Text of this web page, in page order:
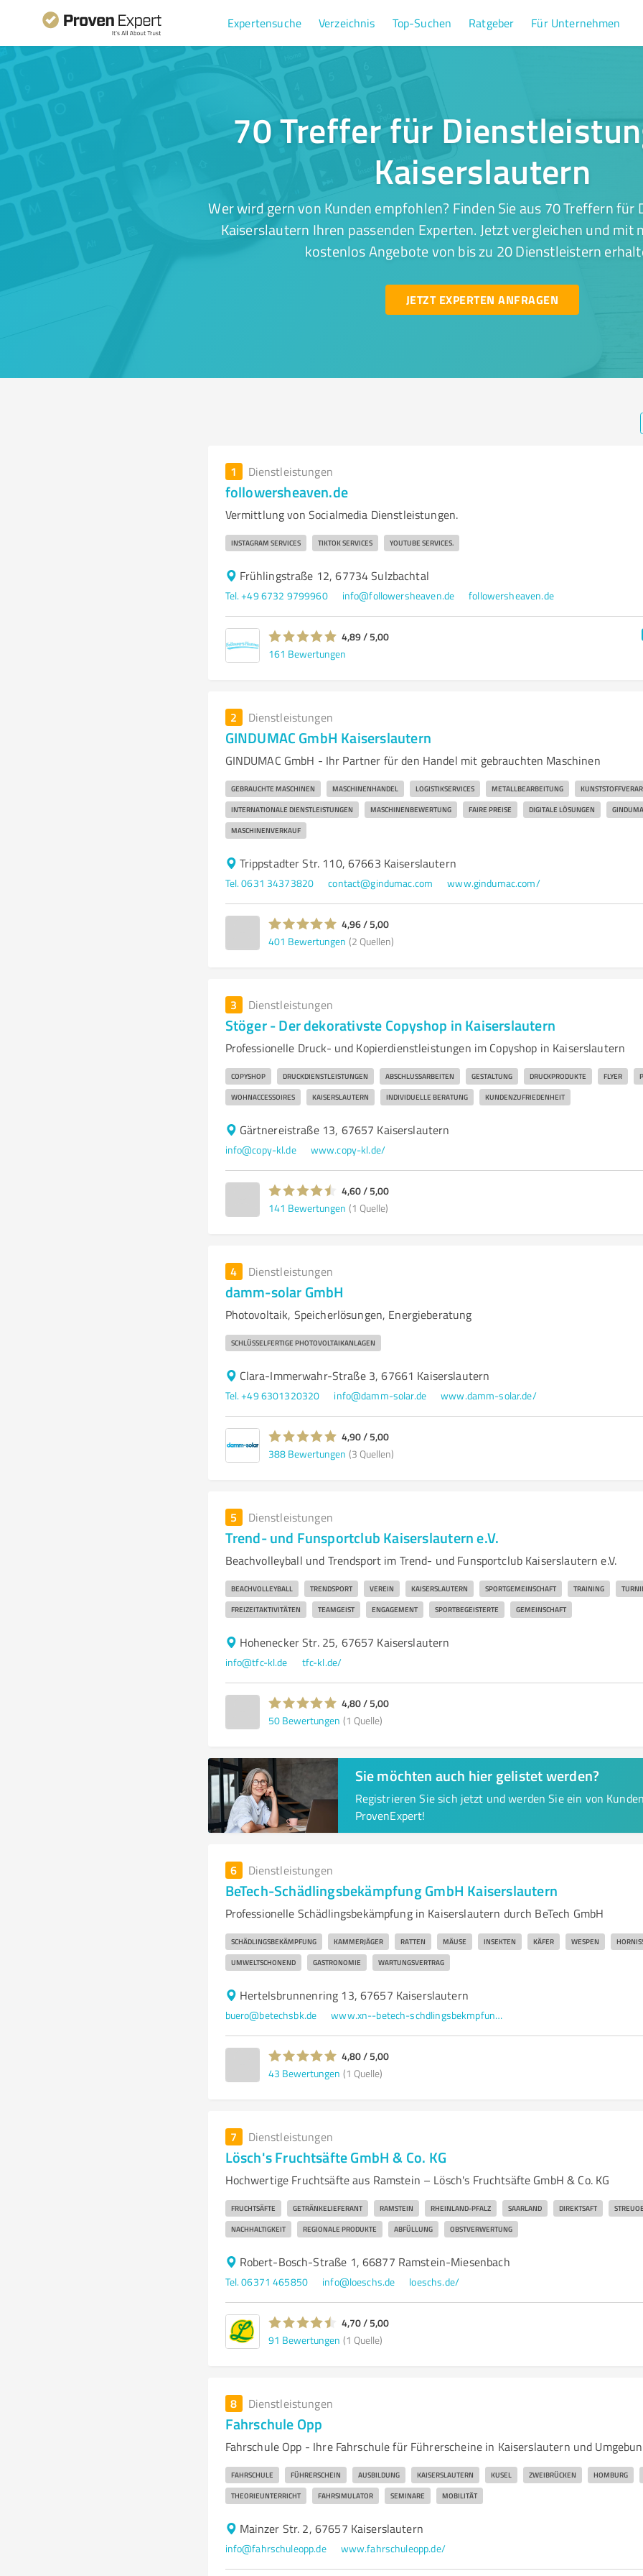
Expertensuche Verzeichnis Top-Suchen Ratgeber Für Unternehmen
70 Treffer für
Kaiserslautern
Wer wird gern von Kunden empfohlen? Finden Sie aus 70 Treffern für
Kaiserslautern Ihren passenden Experten. Jetzt vergleichen und mit
kostenlos Angebote von bis zu 20 Dienstleistern
JETZT EXPERTEN ANFRAGEN
1 Dienstleistungen
followersheaven.de
Vermittlung von Socialmedia Dienstleistungen.
INSTAGRAM SERVICES TIKTOK SERVICES YOUTUBE SERVICES.
Frühlingstraße 12, 67734 Sulzbachtal
Tel. +49 6732 9799960 info@followersheaven.de followersheaven.de
4,89 / 5,00
161 Bewertungen
2 Dienstleistungen
GINDUMAC GmbH Kaiserslautern
GINDUMAC GmbH - Ihr Partner für den Handel mit gebrauchten Maschinen
GEBRAUCHTE MASCHINEN MASCHINENHANDEL LOGISTIKSERVICES METALLBEARBEITUNG
INTERNATIONALE DIENSTLEISTUNGEN MASCHINENBEWERTUNG FAIRE PREISE DIGITALE LÖSUNGEN
MASCHINENVERKAUF
Trippstadter Str. 110, 67663 Kaiserslautern
Tel. 0631 34373820 contact@gindumac.com www.gindumac.com/
4,96 / 5,00
401 Bewertungen (2 Quellen)
3 Dienstleistungen
Stöger - Der dekorativste Copyshop in Kaiserslautern
Professionelle Druck- und Kopierdienstleistungen im Copyshop in Kaiserslautern
COPYSHOP DRUCKDIENSTLEISTUNGEN ABSCHLUSSARBEITEN GESTALTUNG DRUCKPRODUKTE FLYER
WOHNACCESSOIRES KAISERSLAUTERN INDIVIDUELLE BERATUNG KUNDENZUFRIEDENHEIT
Gärtnereistraße 13, 67657 Kaiserslautern
info@copy-kl.de www.copy-kl.de/
4,60 / 5,00
141 Bewertungen (1 Quelle)
4 Dienstleistungen
damm-solar GmbH
Photovoltaik, Speicherlösungen, Energieberatung
SCHLÜSSELFERTIGE PHOTOVOLTAIKANLAGEN
Clara-Immerwahr-Straße 3, 67661 Kaiserslautern
Tel. +49 6301320320 info@damm-solar.de www.damm-solar.de/
4,90 / 5,00
388 Bewertungen (3 Quellen)
5 Dienstleistungen
Trend- und Funsportclub Kaiserslautern e.V.
Beachvolleyball und Trendsport im Trend- und Funsportclub Kaiserslautern e.V.
BEACHVOLLEYBALL TRENDSPORT VEREIN KAISERSLAUTERN SPORTGEMEINSCHAFT TRAINING
FREIZEITAKTIVITÄTEN TEAMGEIST ENGAGEMENT SPORTBEGEISTERTE GEMEINSCHAFT
Hohenecker Str. 25, 67657 Kaiserslautern
info@tfc-kl.de tfc-kl.de/
4,80 / 5,00
50 Bewertungen (1 Quelle)
Sie möchten auch hier gelistet werden?
Registrieren Sie sich jetzt und werden Sie ein von
ProvenExpert!
6 Dienstleistungen
BeTech-Schädlingsbekämpfung GmbH Kaiserslautern
Professionelle Schädlingsbekämpfung in Kaiserslautern durch BeTech GmbH
SCHÄDLINGSBEKÄMPFUNG KAMMERJÄGER RATTEN MÄUSE INSEKTEN KÄFER WESPEN
UMWELTSCHONEND GASTRONOMIE WARTUNGSVERTRAG
Hertelsbrunnenring 13, 67657 Kaiserslautern
buero@betechsbk.de www.xn--betech-schdlingsbekmpfung-uecj.de/
4,80 / 5,00
43 Bewertungen (1 Quelle)
7 Dienstleistungen
Lösch's Fruchtsäfte GmbH & Co. KG
Hochwertige Fruchtsäfte aus Ramstein – Lösch's Fruchtsäfte GmbH & Co. KG
FRUCHTSÄFTE GETRÄNKELIEFERANT RAMSTEIN RHEINLAND-PFALZ SAARLAND DIREKTSAFT
NACHHALTIGKEIT REGIONALE PRODUKTE ABFÜLLUNG OBSTVERWERTUNG
Robert-Bosch-Straße 1, 66877 Ramstein-Miesenbach
Tel. 06371 465850 info@loeschs.de loeschs.de/
4,70 / 5,00
91 Bewertungen (1 Quelle)
8 Dienstleistungen
Fahrschule Opp
Fahrschule Opp - Ihre Fahrschule für Führerscheine in Kaiserslautern und Umgebun
FAHRSCHULE FÜHRERSCHEIN AUSBILDUNG KAISERSLAUTERN KUSEL ZWEIBRÜCKEN HOMBURG
THEORIEUNTERRICHT FAHRSIMULATOR SEMINARE MOBILITÄT
Mainzer Str. 2, 67657 Kaiserslautern
info@fahrschuleopp.de www.fahrschuleopp.de/